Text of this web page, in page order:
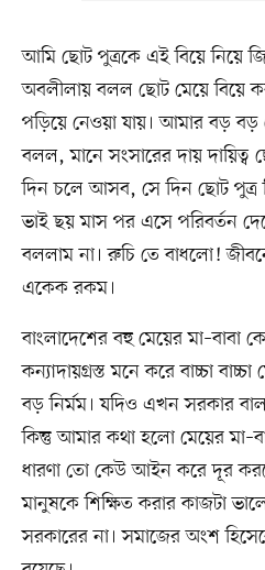
আমি ছোট পুত্রকে এই বিয়ে নিয়ে
অবলীলায় বলল ছোট মেয়ে বিয়ে
পড়িয়ে নেওয়া যায়। আমার বড় বড়
বলল, মানে সংসারের দায়
দিন চলে আসব, সে দিন ছোট পুত্র
ভাই ছয় মাস পর এসে পরিবর্তন
বললাম না। রুচি তে বাধলো!
একেক রকম।
বাংলাদেশের বহু মেয়ের মা–বাবা
কন্যাদায়গ্রস্ত মনে করে বাচ্চা
বড় নির্মম। যদিও এখন সরকার
কিন্তু আমার কথা হলো মেয়ের
ধারণা তো কেউ আইন করে দূর
মানুষকে শিক্ষিত করার কাজটা
সরকারের না। সমাজের অংশ